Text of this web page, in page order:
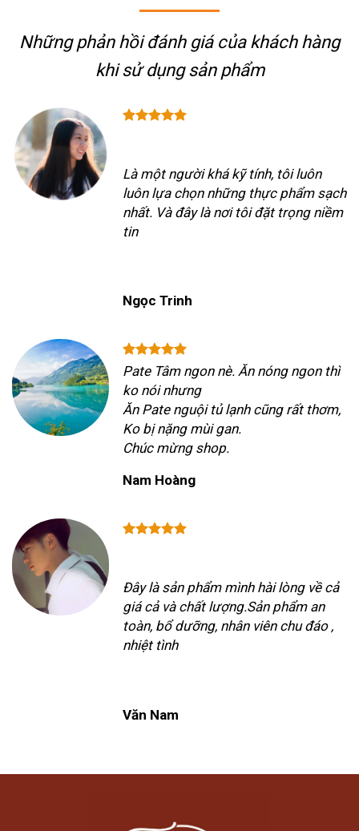
Những phản hồi đánh giá của khách hàng
khi sử dụng sản phẩm
Là một người khá kỹ tính, tôi luôn
luôn lựa chọn những thực phẩm sạch
nhất. Và đây là nơi tôi đặt trọng niềm
tin
Ngọc Trinh
Pate Tâm ngon nè. Ăn nóng ngon thì
ko nói nhưng
Ăn Pate nguội tủ lạnh cũng rất thơm,
Ko bị nặng mùi gan.
Chúc mừng shop.
Nam Hoàng
Đây là sản phẩm mình hài lòng về cả
giá cả và chất lượng.Sản phẩm an
toàn, bổ dưỡng, nhân viên chu đáo ,
nhiệt tình
Văn Nam